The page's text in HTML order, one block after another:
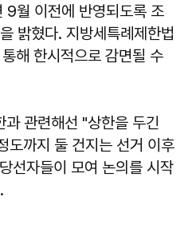
9월 이전에 반영되도록 조
밝혔다. 지방세특례제한법
해 한시적으로 감면될 수
관련해선 "상한을 두긴
도까지 둘 건지는 선거 이후
선자들이 모여 논의를 시작